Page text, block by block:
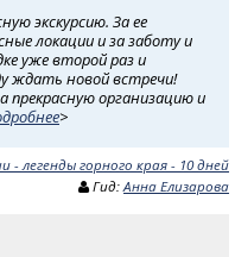
экскурсию. За ее
локации и за заботу и
уже второй раз и
ждать новой встречи!
прекрасную организацию и
>
- легенды горного края - 10 дней
Гид: Анна Елизарова